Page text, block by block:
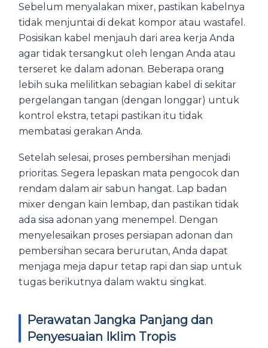
Sebelum menyalakan mixer, pastikan kabelnya
tidak menjuntai di dekat kompor atau wastafel.
Posisikan kabel menjauh dari area kerja Anda
agar tidak tersangkut oleh lengan Anda atau
terseret ke dalam adonan. Beberapa orang
lebih suka melilitkan sebagian kabel di sekitar
pergelangan tangan (dengan longgar) untuk
kontrol ekstra, tetapi pastikan itu tidak
membatasi gerakan Anda.
Setelah selesai, proses pembersihan menjadi
prioritas. Segera lepaskan mata pengocok dan
rendam dalam air sabun hangat. Lap badan
mixer dengan kain lembap, dan pastikan tidak
ada sisa adonan yang menempel. Dengan
menyelesaikan proses persiapan adonan dan
pembersihan secara berurutan, Anda dapat
menjaga meja dapur tetap rapi dan siap untuk
tugas berikutnya dalam waktu singkat.
Perawatan Jangka Panjang dan
Penyesuaian Iklim Tropis